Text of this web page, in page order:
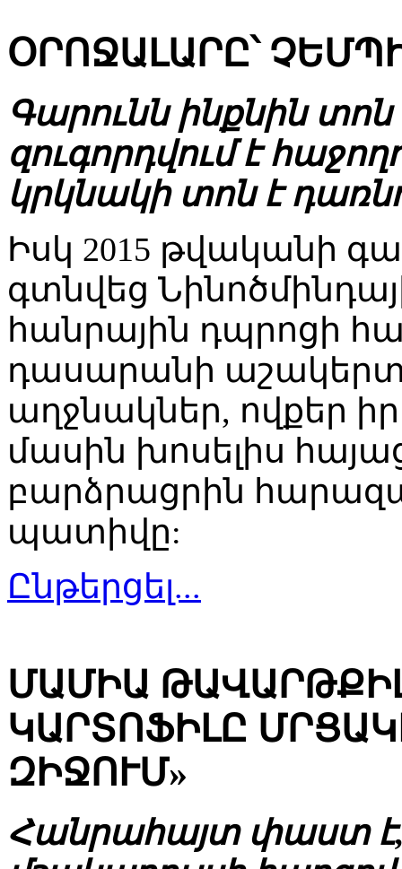
ՕՐՈՋԱԼԱՐԸ՝
Գարունն ինքնին տոն
զուգորդվում է
կրկնակի տոն է
Իսկ 2015 թվականի
գտնվեց
հանրային դպրոցի
դասարանի
աղջնակներ, ովքեր
մասին խոսելիս
բարձրացրին
պատիվը:
Ընթերցել...
ՄԱՄԻԱ
ԿԱՐՏՈՖԻԼԸ
ԶԻՋՈՒՄ»
Հանրահայտ փաստ է,